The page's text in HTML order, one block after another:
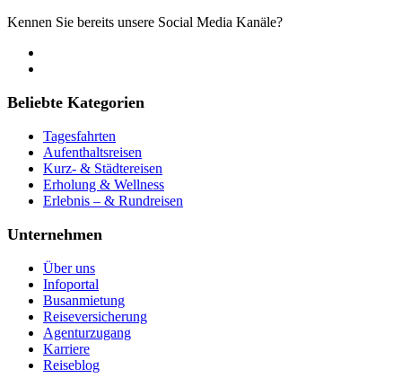
Kennen Sie bereits unsere Social Media Kanäle?
Beliebte Kategorien
Tagesfahrten
Aufenthaltsreisen
Kurz- & Städtereisen
Erholung & Wellness
Erlebnis – & Rundreisen
Unternehmen
Über uns
Infoportal
Busanmietung
Reiseversicherung
Agenturzugang
Karriere
Reiseblog